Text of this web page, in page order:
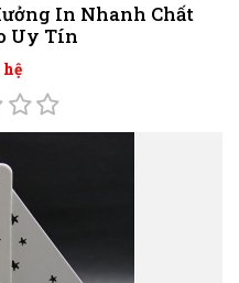
In Nhanh Chất
Uy Tín